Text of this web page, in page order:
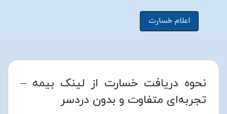
اعلام خسارت
نحوه دریافت خسارت از لینک بیمه –
تجربه‌ای متفاوت و بدون دردسر